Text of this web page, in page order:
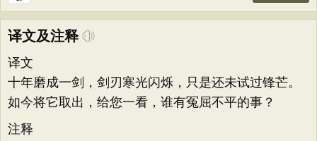
译文及注释
译文
十年磨成一剑，剑刃寒光闪烁，只是还未试过锋芒。
如今将它取出，给您一看，谁有冤屈不平的事？
注释